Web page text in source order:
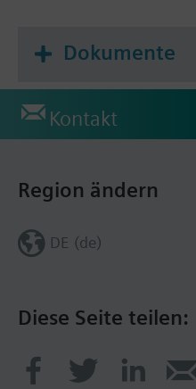
Dokumente
Kontakt
Diese Seite teilen:
Region ändern
DE (de)